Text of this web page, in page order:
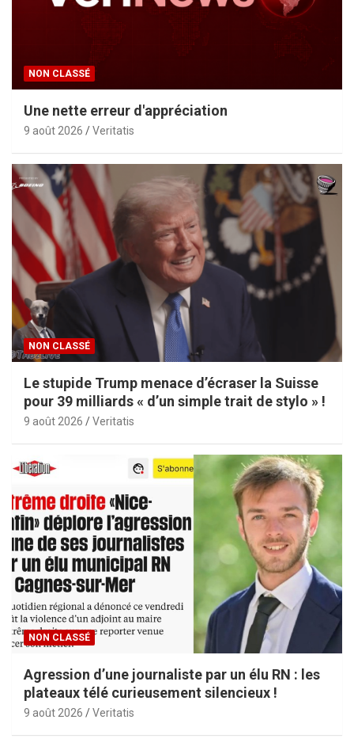
NON CLASSÉ
Une nette erreur d'appréciation
9 août 2026 Veritatis
NON CLASSÉ
Le stupide Trump menace d’écraser la Suisse
pour 39 milliards « d’un simple trait de stylo » !
9 août 2026 Veritatis
NON CLASSÉ
Agression d’une journaliste par un élu RN : les
plateaux télé curieusement silencieux !
9 août 2026 Veritatis